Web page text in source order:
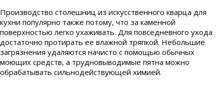
Производство столешниц из искусственного кварца для
кухни популярно также потому, что за каменной
поверхностью легко ухаживать. Для повседневного ухода
достаточно протирать ее влажной тряпкой. Небольшие
загрязнения удаляются начисто с помощью обычных
моющих средств, а трудновыводимые пятна можно
обрабатывать сильнодействующей химией.